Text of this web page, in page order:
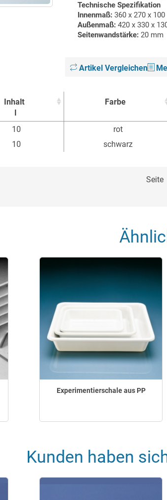
Technische Spezifikation
Innenmaß: 360 x 270 x
Außenmaß: 420 x 330 x
Seitenwandstärke: 20 mm
Artikel Vergleichen
Inhalt
l
Farbe
Inhalt
Farbe
10 rot
10 schwarz
Seite
Experimentierschale aus PP
Kunden haben